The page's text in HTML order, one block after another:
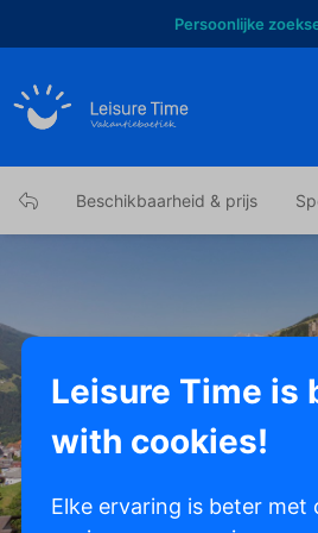
Persoonlijke
Beschikbaarheid & prijs
Leisure Time is
with cookies!
Elke ervaring is beter met